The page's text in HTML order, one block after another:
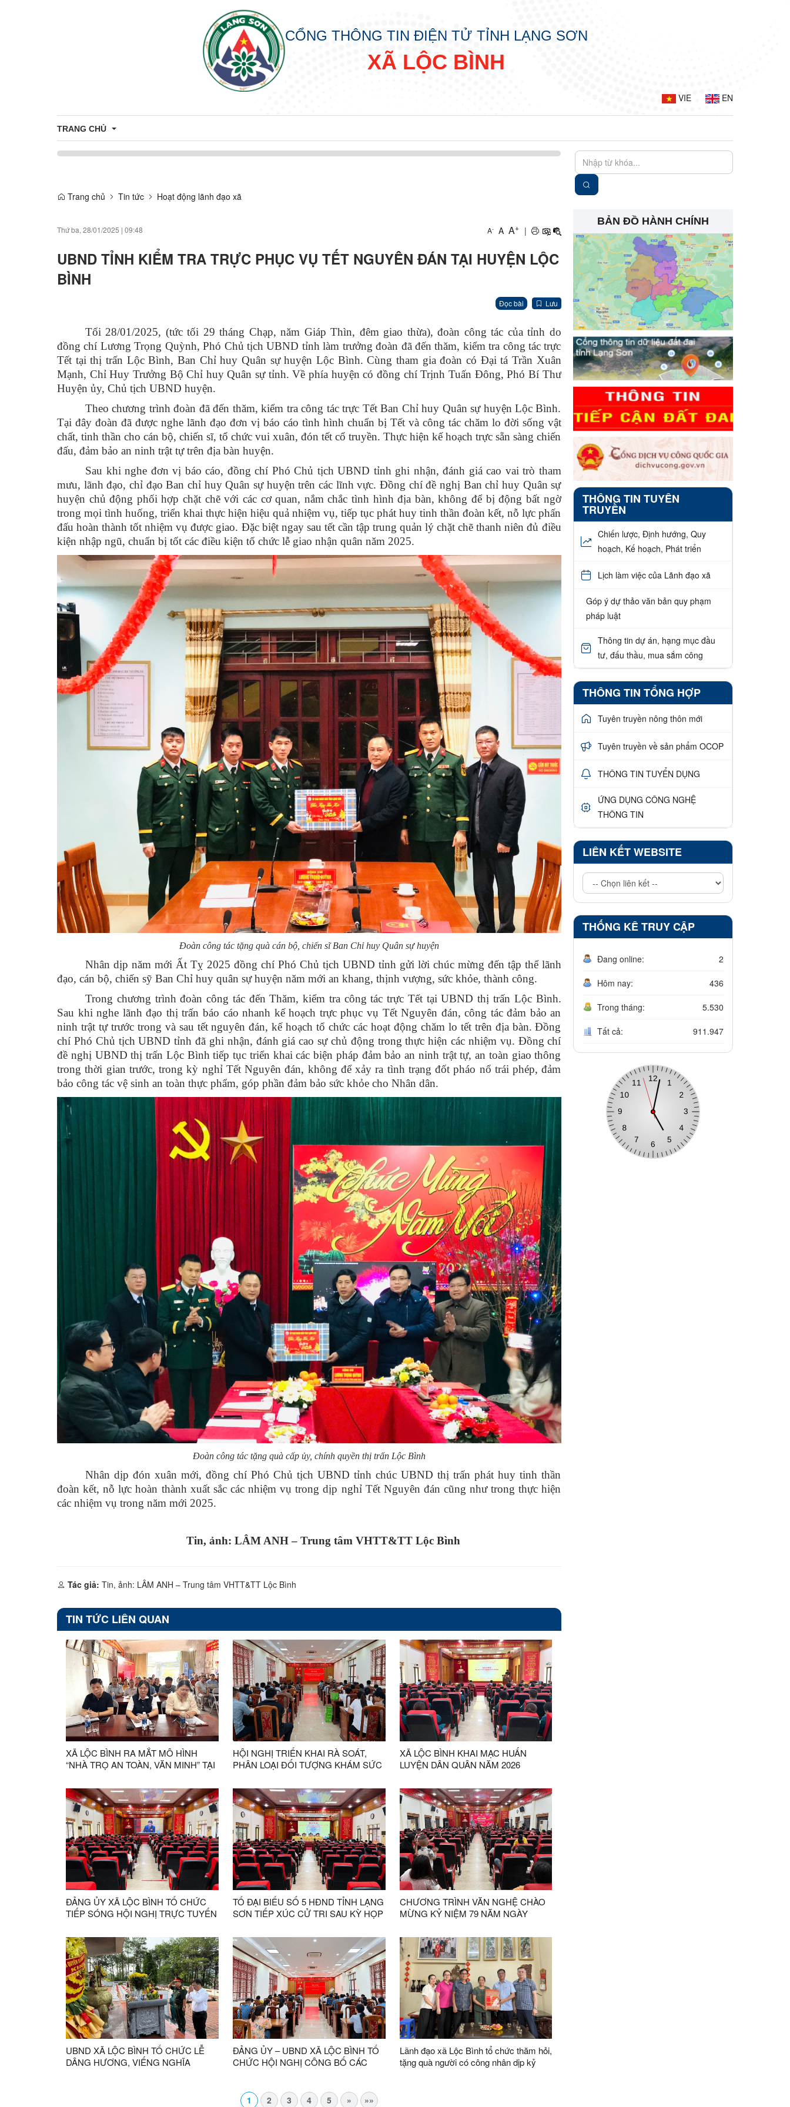
CỔNG THÔNG TIN ĐIỆN TỬ TỈNH LẠNG SƠN
XÃ LỘC BÌNH
VIE EN
TRANG CHỦ
Tuyên truyền về sản phẩm OCOP
THÔNG TIN TUYỂN DỤNG
ỨNG DỤNG CÔNG NGHỆ THÔNG TIN
CÔNG DÂN
Nhân sự
Thông báo
Hỏi đáp
Trang chủ Tin tức Hoạt động lãnh đạo xã
Thứ ba, 28/01/2025 | 09:48 A- A A+ |
UBND TỈNH KIỂM TRA TRỰC PHỤC VỤ TẾT NGUYÊN ĐÁN TẠI HUYỆN LỘC
BÌNH
Đọc bài Lưu
Tối 28/01/2025, (tức tối 29 tháng Chạp, năm Giáp Thìn, đêm giao thừa), đoàn công tác của tỉnh do
đồng chí Lương Trọng Quỳnh, Phó Chủ tịch UBND tỉnh làm trưởng đoàn đã đến thăm, kiểm tra công tác trực
Tết tại thị trấn Lộc Bình, Ban Chỉ huy Quân sự huyện Lộc Bình. Cùng tham gia đoàn có Đại tá Trần Xuân
Mạnh, Chỉ Huy Trưởng Bộ Chỉ huy Quân sự tỉnh. Về phía huyện có đồng chí Trịnh Tuấn Đông, Phó Bí Thư
Huyện ủy, Chủ tịch UBND huyện.
Theo chương trình đoàn đã đến thăm, kiểm tra công tác trực Tết Ban Chỉ huy Quân sự huyện Lộc Bình.
Tại đây đoàn đã được nghe lãnh đạo đơn vị báo cáo tình hình chuẩn bị Tết và công tác chăm lo đời sống vật
chất, tinh thần cho cán bộ, chiến sĩ, tổ chức vui xuân, đón tết cổ truyền. Thực hiện kế hoạch trực sẵn sàng chiến
đấu, đảm bảo an ninh trật tự trên địa bàn huyện.
Sau khi nghe đơn vị báo cáo, đồng chí Phó Chủ tịch UBND tỉnh ghi nhận, đánh giá cao vai trò tham
mưu, lãnh đạo, chỉ đạo Ban chỉ huy Quân sự huyện trên các lĩnh vực. Đồng chí đề nghị Ban chỉ huy Quân sự
huyện chủ động phối hợp chặt chẽ với các cơ quan, nắm chắc tình hình địa bàn, không để bị động bất ngờ
trong mọi tình huống, triển khai thực hiện hiệu quả nhiệm vụ, tiếp tục phát huy tinh thần đoàn kết, nỗ lực phấn
đấu hoàn thành tốt nhiệm vụ được giao. Đặc biệt ngay sau tết cần tập trung quản lý chặt chẽ thanh niên đủ điều
kiện nhập ngũ, chuẩn bị tốt các điều kiện tổ chức lễ giao nhận quân năm 2025.
Đoàn công tác tặng quà cán bộ, chiến sĩ Ban Chỉ huy Quân sự huyện
Nhân dịp năm mới Ất Tỵ 2025 đồng chí Phó Chủ tịch UBND tỉnh gửi lời chúc mừng đến tập thể lãnh
đạo, cán bộ, chiến sỹ Ban Chỉ huy quân sự huyện năm mới an khang, thịnh vượng, sức khỏe, thành công.
Trong chương trình đoàn công tác đến Thăm, kiểm tra công tác trực Tết tại UBND thị trấn Lộc Bình.
Sau khi nghe lãnh đạo thị trấn báo cáo nhanh kế hoạch trực phục vụ Tết Nguyên đán, công tác đảm bảo an
ninh trật tự trước trong và sau tết nguyên đán, kế hoạch tổ chức các hoạt động chăm lo tết trên địa bàn. Đồng
chí Phó Chủ tịch UBND tỉnh đã ghi nhận, đánh giá cao sự chủ động trong thực hiện các nhiệm vụ. Đồng chí
đề nghị UBND thị trấn Lộc Bình tiếp tục triển khai các biện pháp đảm bảo an ninh trật tự, an toàn giao thông
trong thời gian trước, trong kỳ nghỉ Tết Nguyên đán, không để xảy ra tình trạng đốt pháo nổ trái phép, đảm
bảo công tác vệ sinh an toàn thực phẩm, góp phần đảm bảo sức khỏe cho Nhân dân.
Đoàn công tác tặng quà cấp ủy, chính quyền thị trấn Lộc Bình
Nhân dịp đón xuân mới, đồng chí Phó Chủ tịch UBND tỉnh chúc UBND thị trấn phát huy tinh thần
đoàn kết, nỗ lực hoàn thành xuất sắc các nhiệm vụ trong dịp nghỉ Tết Nguyên đán cũng như trong thực hiện
các nhiệm vụ trong năm mới 2025.
Tin, ảnh: LÂM ANH – Trung tâm VHTT&TT Lộc Bình
Tác giả: Tin, ảnh: LÂM ANH – Trung tâm VHTT&TT Lộc Bình
TIN TỨC LIÊN QUAN
XÃ LỘC BÌNH RA MẮT MÔ HÌNH
“NHÀ TRỌ AN TOÀN, VĂN MINH” TẠI
HỘI NGHỊ TRIỂN KHAI RÀ SOÁT,
PHÂN LOẠI ĐỐI TƯỢNG KHÁM SỨC
SỬ DỤNG NGÂN SÁCH NHÀ NƯỚC
NĂM 2026
XÃ LỘC BÌNH KHAI MẠC HUẤN
LUYỆN DÂN QUÂN NĂM 2026
ĐẢNG ỦY XÃ LỘC BÌNH TỔ CHỨC
TIẾP SÓNG HỘI NGHỊ TRỰC TUYẾN
TẬP, QUÁN TRIỆT VÀ TRIỂN KHAI
THỰC HIỆN NGHỊ QUYẾT HỘI NGHỊ
LẦN THỨ BA BAN CHẤP HÀNH
TRUNG ƯƠNG ĐẢNG KHÓA XIV
TỔ ĐẠI BIỂU SỐ 5 HĐND TỈNH LẠNG
SƠN TIẾP XÚC CỬ TRI SAU KỲ HỌP
CHƯƠNG TRÌNH VĂN NGHỆ CHÀO
MỪNG KỶ NIỆM 79 NĂM NGÀY
THÀNH CÔNG TỐT ĐẸP
UBND XÃ LỘC BÌNH TỔ CHỨC LỄ
DÂNG HƯƠNG, VIẾNG NGHĨA
ĐẢNG ỦY – UBND XÃ LỘC BÌNH TỔ
CHỨC HỘI NGHỊ CÔNG BỐ CÁC
Lãnh đạo xã Lộc Bình tổ chức thăm hỏi,
tặng quà người có công nhân dịp kỷ
1 2 3 4 5 » »»
BẢN ĐỒ HÀNH CHÍNH
THÔNG TIN TUYÊN
TRUYỀN
Chiến lược, Định hướng, Quy
hoạch, Kế hoạch, Phát triển
Lịch làm việc của Lãnh đạo xã
Góp ý dự thảo văn bản quy phạm
pháp luật
Thông tin dự án, hạng mục đầu
tư, đấu thầu, mua sắm công
THÔNG TIN TỔNG HỢP
Tuyên truyền nông thôn mới
Tuyên truyền về sản phẩm OCOP
THÔNG TIN TUYỂN DỤNG
ỨNG DỤNG CÔNG NGHỆ
THÔNG TIN
LIÊN KẾT WEBSITE
THỐNG KÊ TRUY CẬP
Đang online: 2
Hôm nay: 436
Trong tháng: 5.530
Tất cả: 911.947